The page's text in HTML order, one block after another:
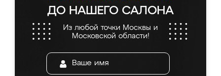
ДО НАШЕГО САЛОНА
Из любой точки Москвы и
Московской области!